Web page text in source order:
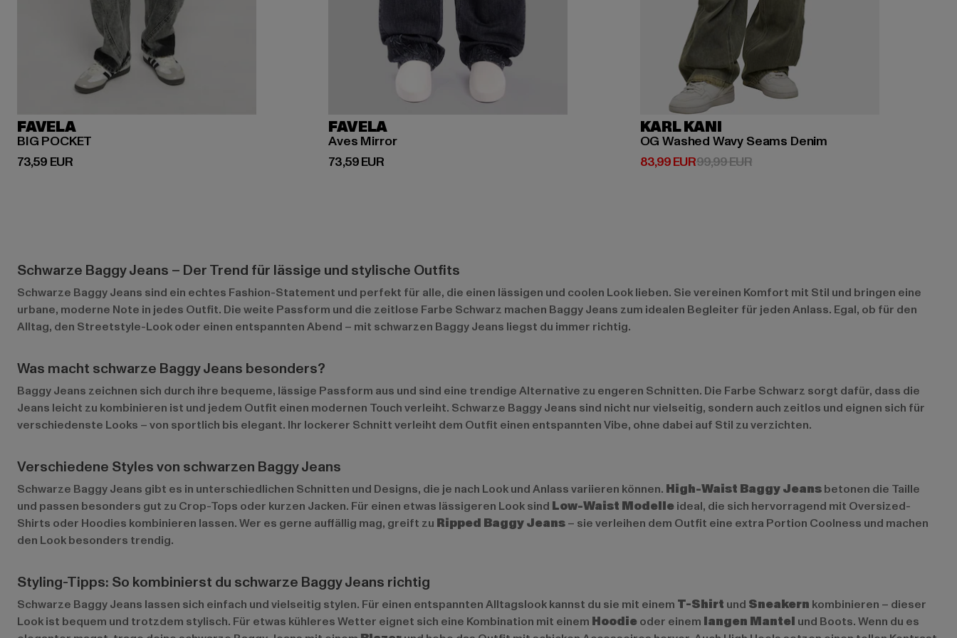
FAVELA
BIG POCKET
73,59 EUR
Derzeitiger Preis: 73,59 EUR
FAVELA
Aves Mirror
73,59 EUR
Derzeitiger Preis: 73,59 EUR
KARL KANI
OG Washed Wavy Seams Denim
83,99 EUR
Derzeitiger Preis: 83,99 EUR
99,99 EURAktionspreis: 99,99 EUR
Schwarze Baggy Jeans – Der Trend für lässige und stylische Outfits
Schwarze Baggy Jeans sind ein echtes Fashion-Statement und perfekt für alle, die einen lässigen und coolen Look lieben. Sie vereinen Komfort mit Stil und bringen eine
urbane, moderne Note in jedes Outfit. Die weite Passform und die zeitlose Farbe Schwarz machen Baggy Jeans zum idealen Begleiter für jeden Anlass. Egal, ob für den
Alltag, den Streetstyle-Look oder einen entspannten Abend – mit schwarzen Baggy Jeans liegst du immer richtig.
Was macht schwarze Baggy Jeans besonders?
Baggy Jeans zeichnen sich durch ihre bequeme, lässige Passform aus und sind eine trendige Alternative zu engeren Schnitten. Die Farbe Schwarz sorgt dafür, dass die
Jeans leicht zu kombinieren ist und jedem Outfit einen modernen Touch verleiht. Schwarze Baggy Jeans sind nicht nur vielseitig, sondern auch zeitlos und eignen sich für
verschiedenste Looks – von sportlich bis elegant. Ihr lockerer Schnitt verleiht dem Outfit einen entspannten Vibe, ohne dabei auf Stil zu verzichten.
Verschiedene Styles von schwarzen Baggy Jeans
Schwarze Baggy Jeans gibt es in unterschiedlichen Schnitten und Designs, die je nach Look und Anlass variieren können. High-Waist Baggy Jeansbetonen die Taille
und passen besonders gut zu Crop-Tops oder kurzen Jacken. Für einen etwas lässigeren Look sind Low-Waist Modelleideal, die sich hervorragend mit Oversized-
Shirts oder Hoodies kombinieren lassen. Wer es gerne auffällig mag, greift zu Ripped Baggy Jeans– sie verleihen dem Outfit eine extra Portion Coolness und machen
den Look besonders trendig.
Styling-Tipps: So kombinierst du schwarze Baggy Jeans richtig
Schwarze Baggy Jeans lassen sich einfach und vielseitig stylen. Für einen entspannten Alltagslook kannst du sie mit einem T-Shirt und Sneakern kombinieren – dieser
Look ist bequem und trotzdem stylisch. Für etwas kühleres Wetter eignet sich eine Kombination mit einem Hoodieoder einem langen Mantel und Boots. Wenn du es